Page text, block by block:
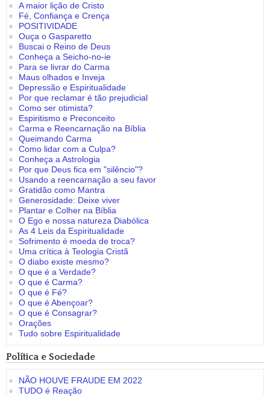
A maior lição de Cristo
Fé, Confiança e Crença
POSITIVIDADE
Ouça o Gasparetto
Buscai o Reino de Deus
Conheça a Seicho-no-ie
Para se livrar do Carma
Maus olhados e Inveja
Depressão e Espiritualidade
Por que reclamar é tão prejudicial
Como ser otimista?
Espiritismo e Preconceito
Carma e Reencarnação na Bíblia
Queimando Carma
Como lidar com a Culpa?
Conheça a Astrologia
Por que Deus fica em "silêncio"?
Usando a reencarnação a seu favor
Gratidão como Mantra
Generosidade: Deixe viver
Plantar e Colher na Bíblia
O Ego e nossa natureza Diabólica
As 4 Leis da Espiritualidade
Sofrimento é moeda de troca?
Uma crítica à Teologia Cristã
O diabo existe mesmo?
O que é a Verdade?
O que é Carma?
O que é Fé?
O que é Abençoar?
O que é Consagrar?
Orações
Tudo sobre Espiritualidade
Política e Sociedade
NÃO HOUVE FRAUDE EM 2022
TUDO é Reação